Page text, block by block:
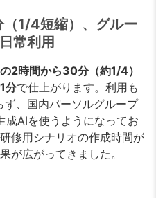
1/4短縮）、グルー
常利用
2時間から30分（約1/4）
1分で仕上がります。利用も
、国内パーソルグループ
成AIを使うようになってお
修用シナリオの作成時間が
が広がってきました。